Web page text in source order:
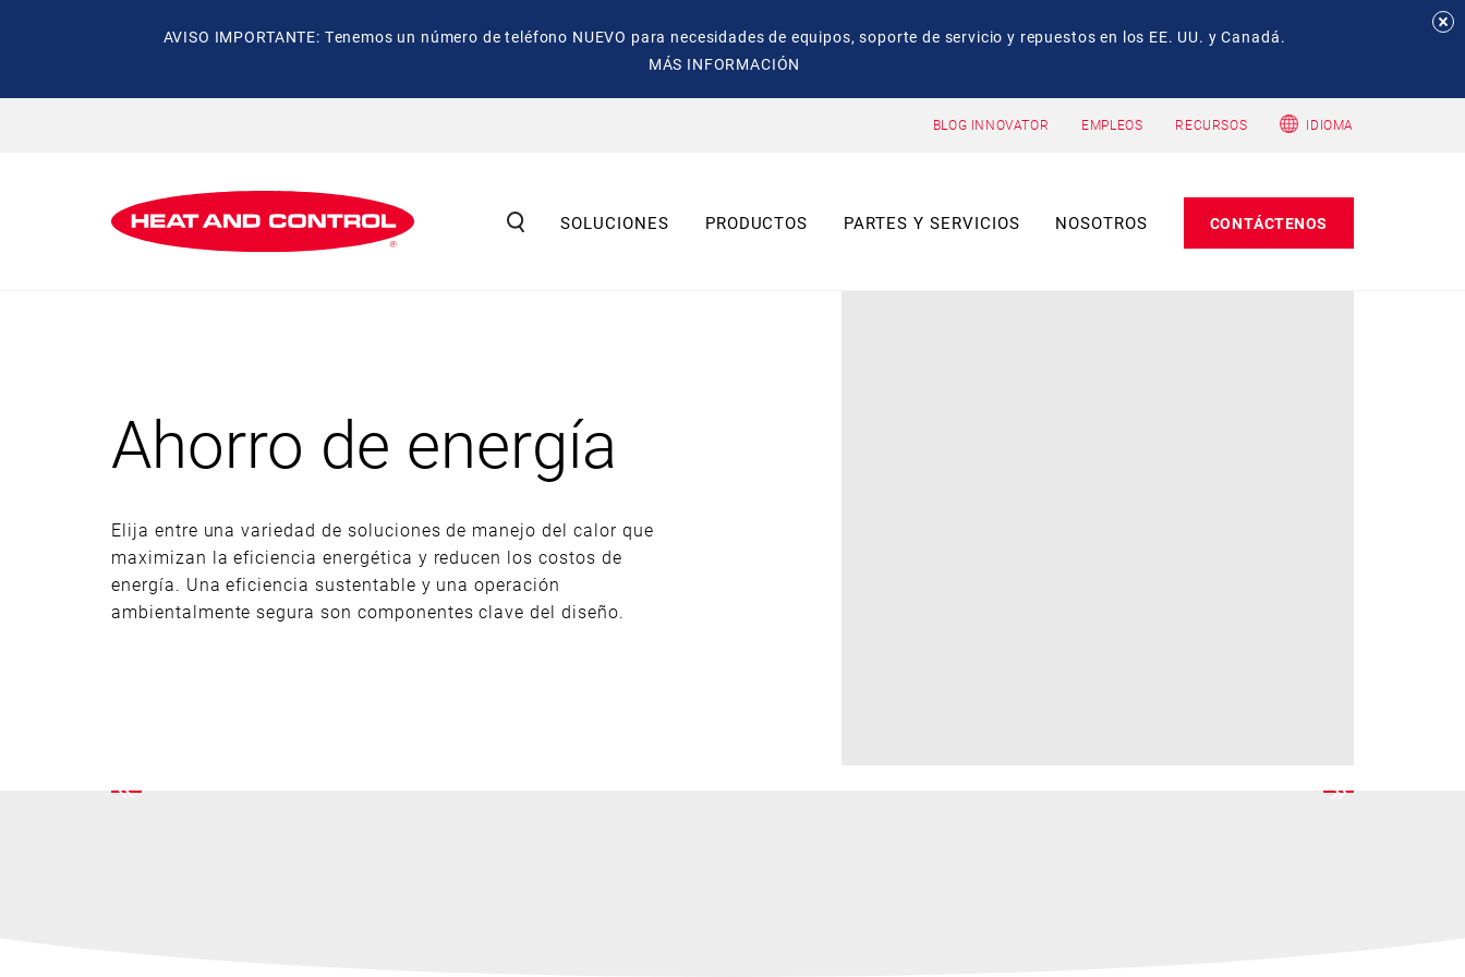
AVISO IMPORTANTE: Tenemos un número de teléfono NUEVO para necesidades de equipos, soporte de servicio y repuestos en los EE. UU. y Canadá.
MÁS INFORMACIÓN
BLOG INNOVATOR EMPLEOS RECURSOS IDIOMA
SOLUCIONES PRODUCTOS PARTES Y SERVICIOS NOSOTROS CONTÁCTENOS
Ahorro de energía
Elija entre una variedad de soluciones de manejo del calor que
maximizan la eficiencia energética y reducen los costos de
energía. Una eficiencia sustentable y una operación
ambientalmente segura son componentes clave del diseño.